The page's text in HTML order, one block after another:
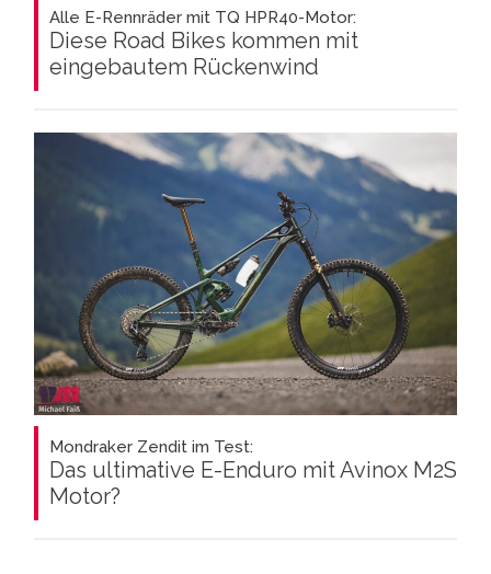
Alle E-Rennräder mit TQ HPR40-Motor:
Diese Road Bikes kommen mit
eingebautem Rückenwind
Mondraker Zendit im Test:
Das ultimative E-Enduro mit Avinox M2S
Motor?